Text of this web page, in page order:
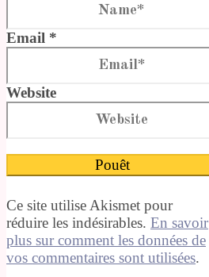
Email *
Website
Ce site utilise Akismet pour
réduire les indésirables. En savoir
plus sur comment les données de
vos commentaires sont utilisées.